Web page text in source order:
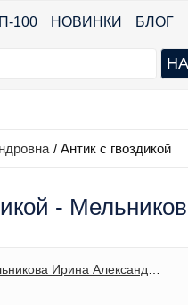
100 НОВИНКИ БЛОГ
/ Антик с гвоздикой
-
Ирина Александровна